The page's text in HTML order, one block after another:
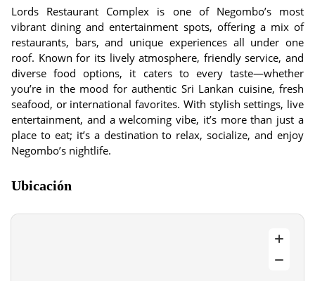
Lords Restaurant Complex is one of Negombo’s most
vibrant dining and entertainment spots, offering a mix of
restaurants, bars, and unique experiences all under one
roof. Known for its lively atmosphere, friendly service, and
diverse food options, it caters to every taste—whether
you’re in the mood for authentic Sri Lankan cuisine, fresh
seafood, or international favorites. With stylish settings, live
entertainment, and a welcoming vibe, it’s more than just a
place to eat; it’s a destination to relax, socialize, and enjoy
Negombo’s nightlife.
Ubicación